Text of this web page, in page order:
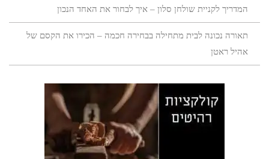
המדריך לקניית שולחן סלון – איך לבחור את האחד הנכון
תאורה נכונה לבית מתחילה בבחירה חכמה – הכירו את הקסם של
אהיל ראטן